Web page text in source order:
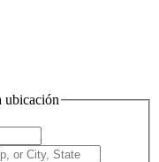
ubicación